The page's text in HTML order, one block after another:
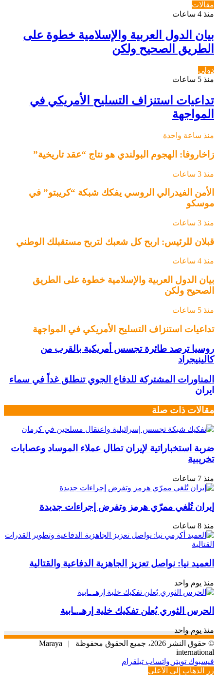
مقالات
منذ 4 ساعات
بيان الدول العربية والإسلامية خطوة على
الطريق الصحيح ولكن
دولي
منذ 5 ساعات
تداعيات استنزاف التسليح الأمريكي في
المواجهة
منذ ساعة واحدة
زاخاروفا: الهجوم البولندي هو نتاج “عقد تاريخية”
منذ 3 ساعات
الأمن الفيدرالي الروسي يفكك شبكة “كريبتو” في
موسكو
منذ 3 ساعات
قبلان للرئيس: اربح كل شعبك لتربح مستقبلك الوطني ‏
منذ 4 ساعات
بيان الدول العربية والإسلامية خطوة على الطريق
الصحيح ولكن
منذ 5 ساعات
تداعيات استنزاف التسليح الأمريكي في المواجهة
روسيا ترصد طائرة تجسس أمريكية بالقرب من
كالينيجراد
المناورات المشتركة للدفاع الجوي تنطلق غداً في سماء
ايران
مقالات ذات صلة
ضربة استخباراتية لإيران تطال عملاء الموساد وعصابات
تخريبية
منذ 7 ساعات
إيران تُلغي ممرّي هرمز وتفرض إجراءات جديدة
منذ 8 ساعات
العميد نيا: نواصل تعزيز الجاهزية الدفاعية والقتالية
منذ يوم واحد
الحرس الثوري يُعلن تفكيك خلية إرهـ.ـابية
منذ يوم واحد
© حقوق النشر 2026، جميع الحقوق محفوظة |
Maraya
international
فيسبوك تويتر واتساب تيلقرام
زر الذهاب إلى الأعلى